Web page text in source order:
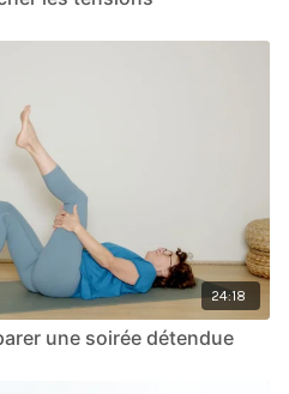
24:18
une soirée détendue